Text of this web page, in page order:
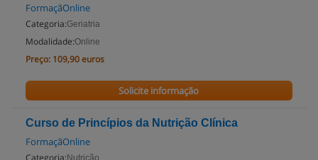
FormaçãOnline
Categoria:Geriatria
Modalidade:Online
Preço: 109,90 euros
Solicite informação
Curso de Princípios da Nutrição Clínica
FormaçãOnline
Categoria: Nutrição